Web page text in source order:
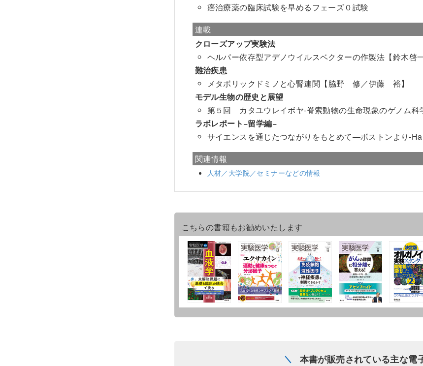
癌治療薬の臨床試験を早めるフェーズ０試験
連載
クローズアップ実験法
ヘルパー依存型アデノウイルスベクターの作製法 【鈴木啓
難治疾患
メタボリックドミノと心腎連関 【脇野 修／伊藤 裕】
モデル生物の歴史と展望
第５回 カタユウレイボヤ-脊索動物の生命現象のゲノム科
ラボレポート−留学編−
サイエンスを通じたつながりをもとめて—ボストンより-
関連情報
人材／大学院／セミナーなどの情報
こちらの書籍もお勧めいたします
本書が販売されている主な電